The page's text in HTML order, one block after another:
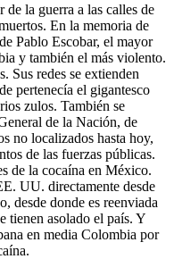
la guerra a las calles de
En la memoria de
Pablo Escobar, el mayor
y también el más violento.
Sus redes se extienden
pertenecía el gigantesco
zulos. También se
de la Nación, de
no localizados hasta hoy,
de las fuerzas públicas.
de la cocaína en México.
UU. directamente desde
desde donde es reenviada
tienen asolado el país. Y
en media Colombia por